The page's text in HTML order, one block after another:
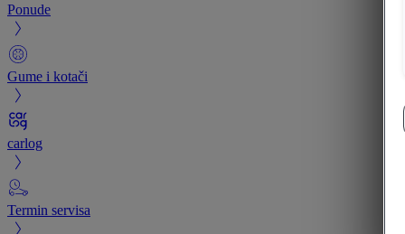
Ponude
Gume i kotači
carlog
Termin servisa